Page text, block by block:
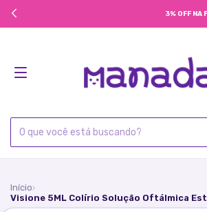
3% OFF NA PRIMEIRA COMPRA | CUPOM:
Início›
Visione 5ML Colírio Solução Oftálmica